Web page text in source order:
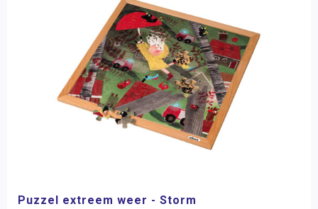
Puzzel extreem weer - Storm